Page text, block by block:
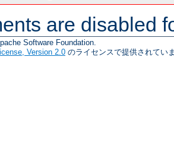
are disabled
Software Foundation.
Version 2.0 のライセンスで提供されてい